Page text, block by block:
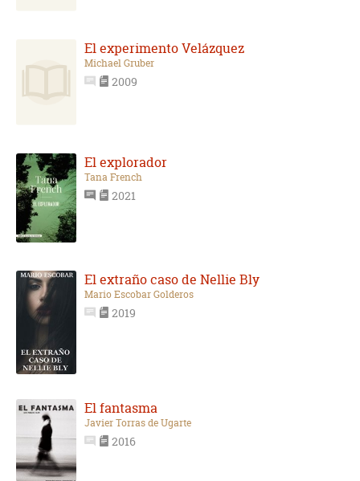
El experimento Velázquez
Michael Gruber
2009
El explorador
Tana French
2021
El extraño caso de Nellie Bly
Mario Escobar Golderos
2019
El fantasma
Javier Torras de Ugarte
2016